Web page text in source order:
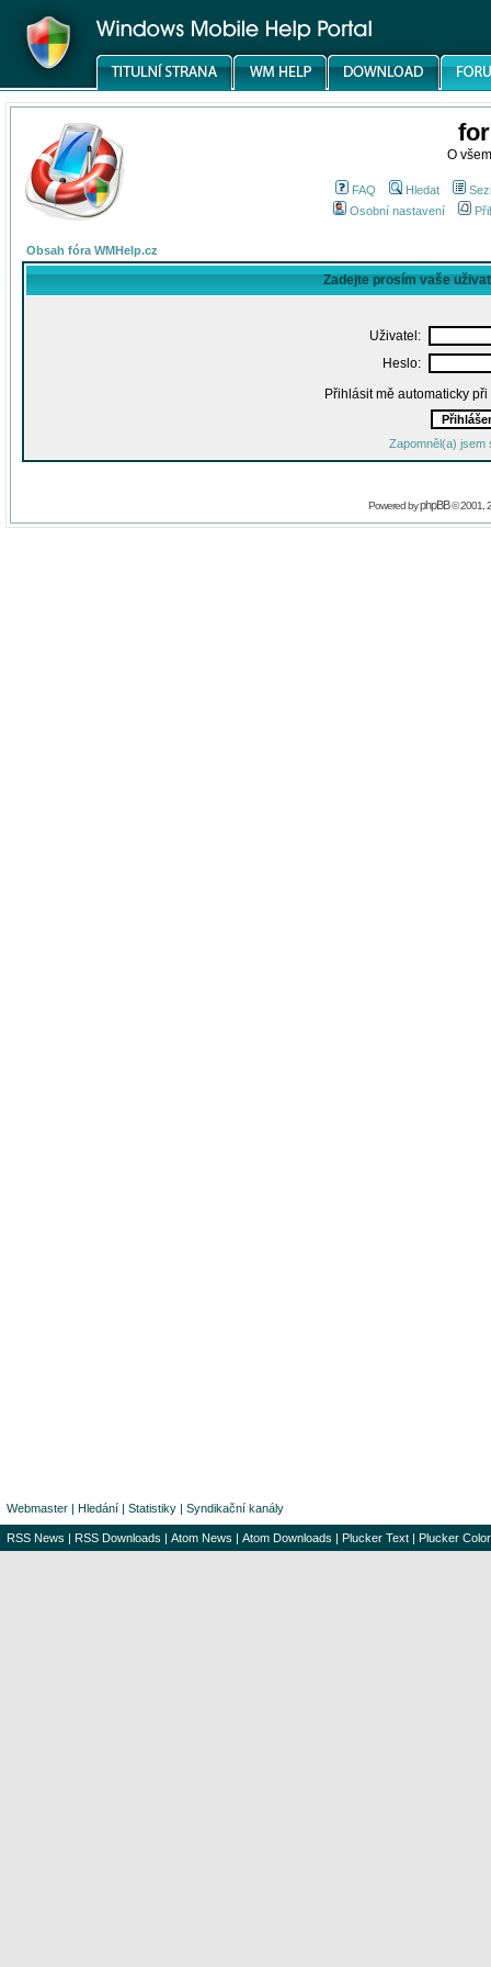
O
FAQ Hledat
Osobní nastavení
Obsah fóra WMHelp.cz
Zadejte prosím vaše
Uživatel:
Heslo:
Přihlásit mě automaticky
Zapomněl(a) jsem
Powered byphpBB© 2001,
Webmaster | Hledání | Statistiky | Syndikační kanály
RSS News | RSS Downloads | Atom News | Atom Downloads | Plucker Text | Plucker Color